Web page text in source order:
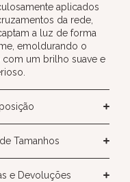
aplicados
da rede,
a luz de forma
emoldurando o
com um brilho suave e
Tamanhos
e Devoluções